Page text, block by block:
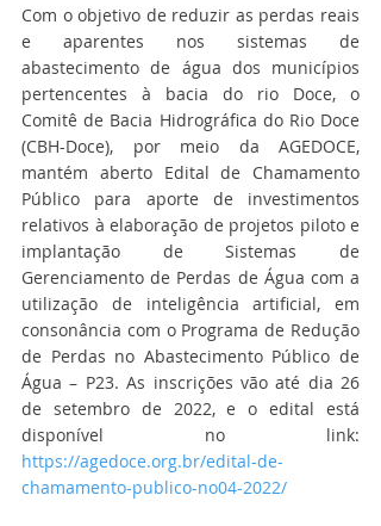
Com o objetivo de reduzir as perdas reais
e aparentes nos sistemas de
abastecimento de água dos municípios
pertencentes à bacia do rio Doce, o
Comitê de Bacia Hidrográfica do Rio Doce
(CBH-Doce), por meio da AGEDOCE,
mantém aberto Edital de Chamamento
Público para aporte de investimentos
relativos à elaboração de projetos piloto e
implantação de Sistemas de
Gerenciamento de Perdas de Água com a
utilização de inteligência artificial, em
consonância com o Programa de Redução
de Perdas no Abastecimento Público de
Água – P23. As inscrições vão até dia 26
de setembro de 2022, e o edital está
https://agedoce.org.br/edital-de-
chamamento-publico-no04-2022/